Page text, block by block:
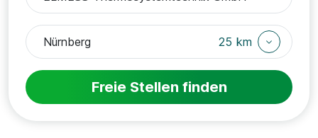
25 km
Freie Stellen finden